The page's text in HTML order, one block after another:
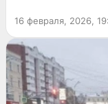
16 февраля, 2026,